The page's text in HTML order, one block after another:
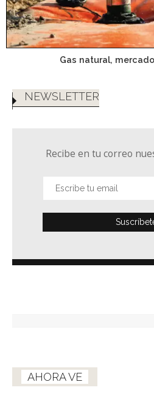
Gas natural,
NEWSLETTER
Recibe en tu correo
AHORA VE